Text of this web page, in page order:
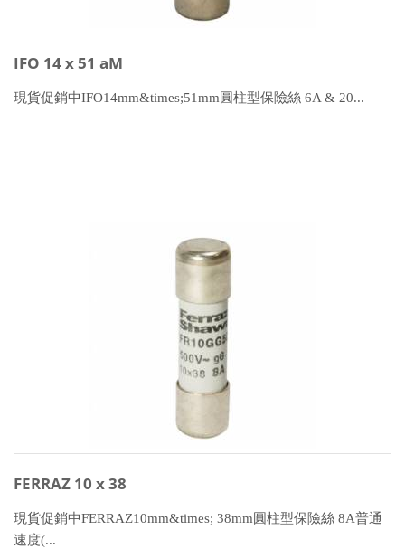
IFO 14 x 51 aM
現貨促銷中IFO14mm&times;51mm圓柱型保險絲 6A & 20...
FERRAZ 10 x 38
現貨促銷中FERRAZ10mm&times; 38mm圓柱型保險絲 8A普通
速度(...